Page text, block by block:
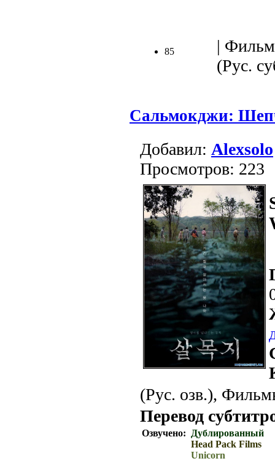
85
|
(Рус.
Сальмокджи:
Добавил: Alexsolo
Просмотров: 223
(Рус. озв.),
Перевод
Озвучено:
Дублированный
Head Pack Films
Unicorn